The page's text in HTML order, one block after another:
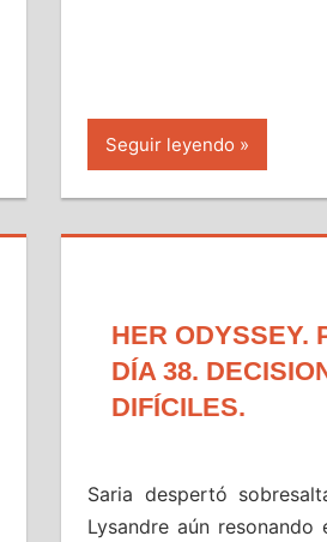
Seguir leyendo
HER ODYSSEY.
DÍA 38.
DIFÍCILES.
Saria despertó
Lysandre aún